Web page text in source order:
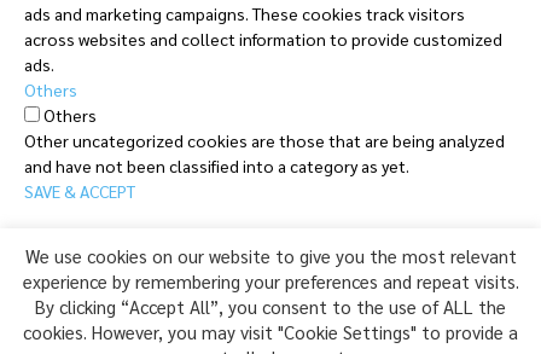
We use cookies on our website to give you the most relevant
experience by remembering your preferences and repeat visits.
By clicking “Accept All”, you consent to the use of ALL the
cookies. However, you may visit "Cookie Settings" to provide a
ads and marketing campaigns. These cookies track visitors
across websites and collect information to provide customized
ads.
Others
Others
Other uncategorized cookies are those that are being analyzed
and have not been classified into a category as yet.
SAVE & ACCEPT
Powered by Translate